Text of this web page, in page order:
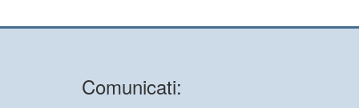
Comunicati: